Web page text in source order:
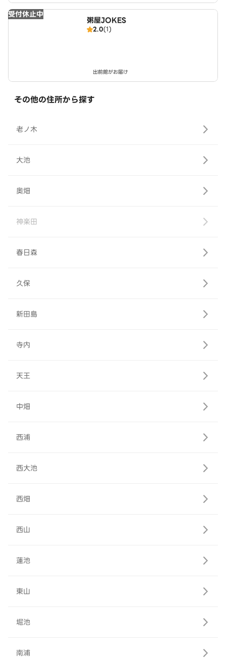
受付休止中
粥屋JOKES
2.0(1)
出前館がお届け
その他の住所から探す
老ノ木
大池
奥畑
神楽田
春日森
久保
新田島
寺内
天王
中畑
西浦
西大池
西畑
西山
蓮池
東山
堀池
南浦